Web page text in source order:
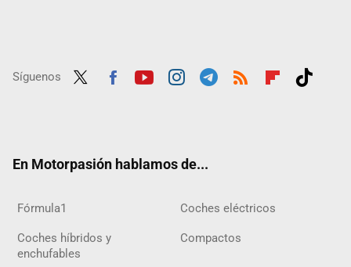
Síguenos
En Motorpasión hablamos de...
Fórmula1 Coches eléctricos
Coches híbridos y
enchufables
Compactos